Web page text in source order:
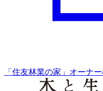
「住友林業の家」オーナ